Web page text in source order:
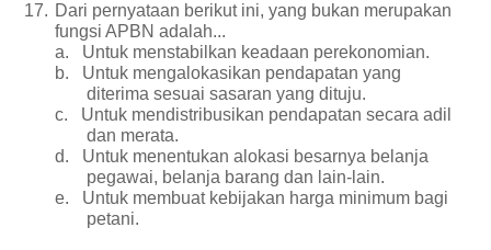
17. Dari pernyataan berikut ini, yang bukan merupakan
fungsi APBN adalah...
a.
Untuk menstabilkan keadaan perekonomian.
b.
Untuk mengalokasikan pendapatan yang
diterima sesuai sasaran yang dituju.
c.
Untuk mendistribusikan pendapatan secara adil
dan merata.
d.
Untuk menentukan alokasi besarnya belanja
pegawai, belanja barang dan lain-lain.
e.
Untuk membuat kebijakan harga minimum bagi
petani.